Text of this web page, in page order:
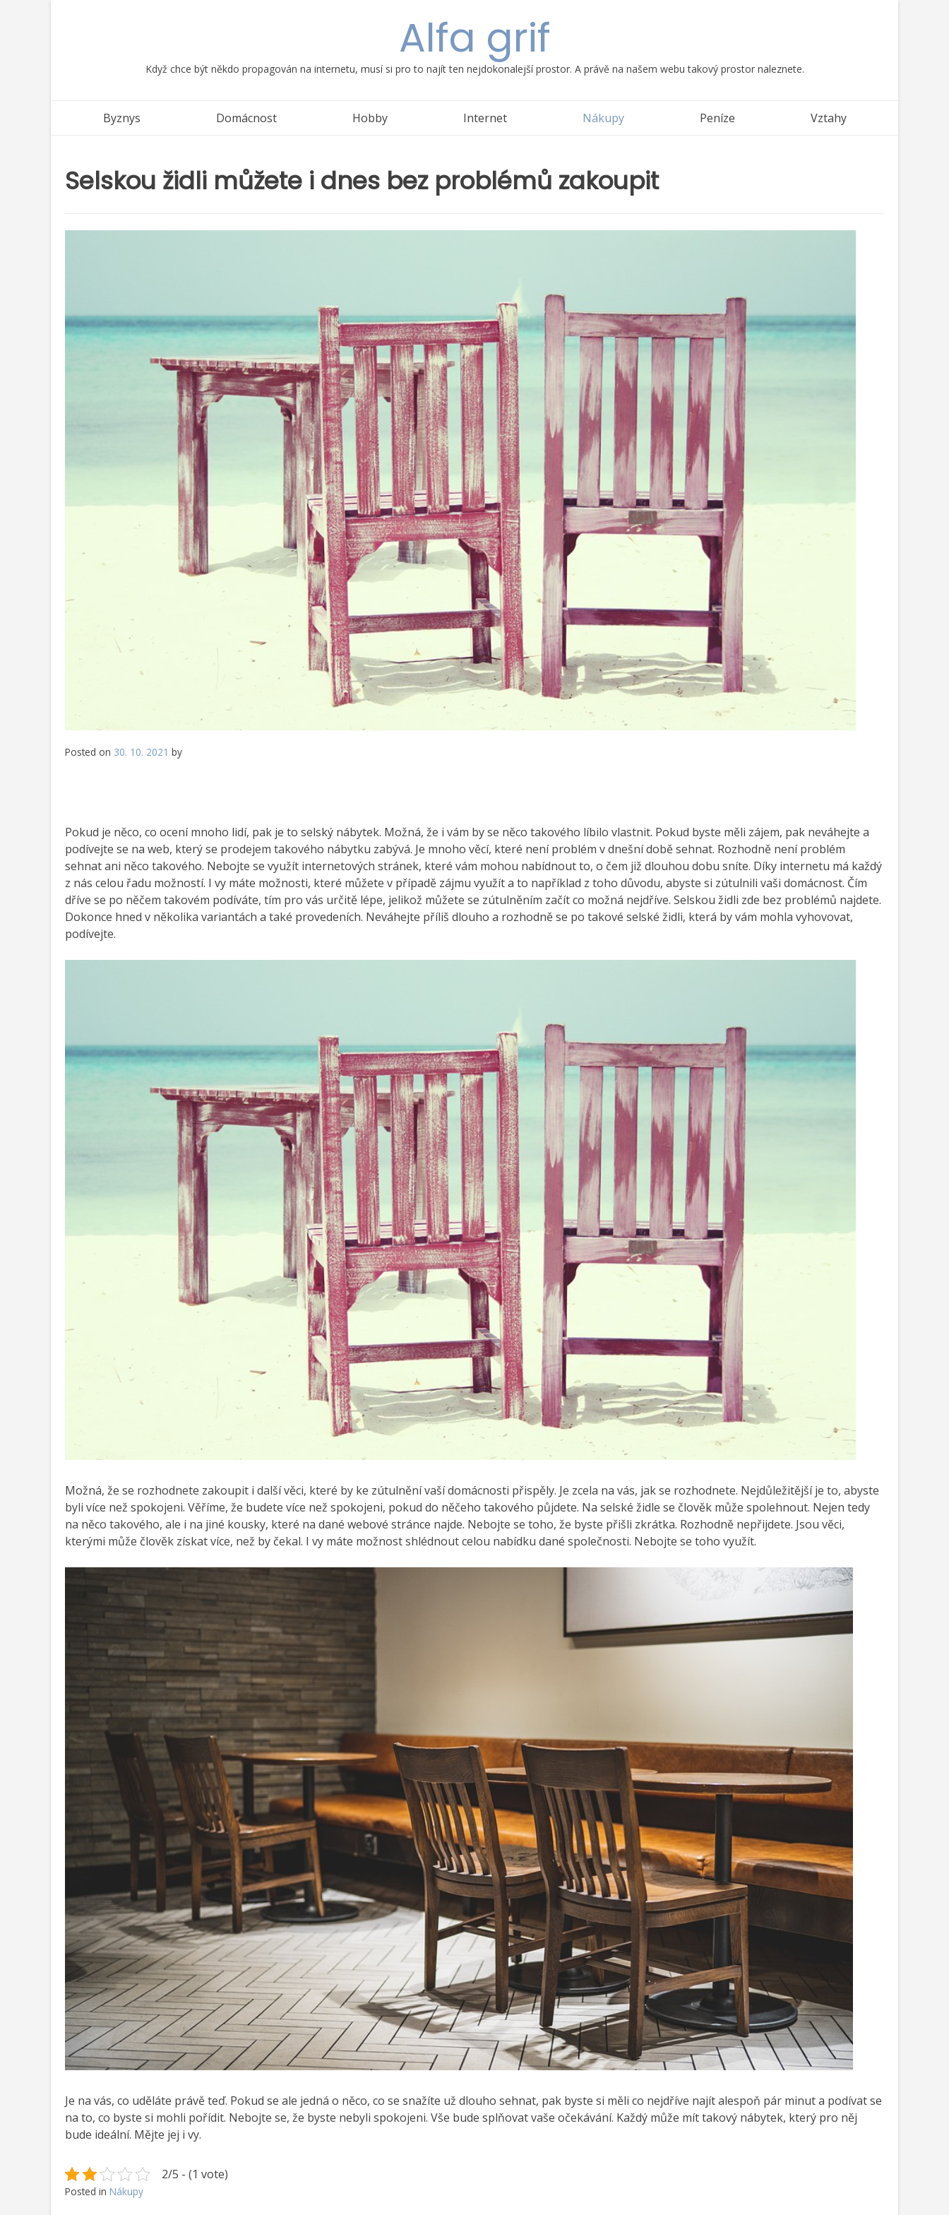
Alfa grif
Když chce být někdo propagován na internetu, musí si pro to najít ten nejdokonalejší prostor. A právě na našem webu takový prostor naleznete.
Byznys Domácnost Hobby Internet Nákupy Peníze Vztahy
Selskou židli můžete i dnes bez problémů zakoupit
Posted on 30. 10. 2021 by
Pokud je něco, co ocení mnoho lidí, pak je to selský nábytek. Možná, že i vám by se něco takového líbilo vlastnit. Pokud byste měli zájem, pak neváhejte a
podívejte se na web, který se prodejem takového nábytku zabývá. Je mnoho věcí, které není problém v dnešní době sehnat. Rozhodně není problém
sehnat ani něco takového. Nebojte se využít internetových stránek, které vám mohou nabídnout to, o čem již dlouhou dobu sníte. Díky internetu má každý
z nás celou řadu možností. I vy máte možnosti, které můžete v případě zájmu využít a to například z toho důvodu, abyste si zútulnili vaši domácnost. Čím
dříve se po něčem takovém podíváte, tím pro vás určitě lépe, jelikož můžete se zútulněním začít co možná nejdříve. Selskou židli zde bez problémů najdete.
Dokonce hned v několika variantách a také provedeních. Neváhejte příliš dlouho a rozhodně se po takové selské židli, která by vám mohla vyhovovat,
podívejte.
Možná, že se rozhodnete zakoupit i další věci, které by ke zútulnění vaší domácnosti přispěly. Je zcela na vás, jak se rozhodnete. Nejdůležitější je to, abyste
byli více než spokojeni. Věříme, že budete více než spokojeni, pokud do něčeho takového půjdete. Na selské židle se člověk může spolehnout. Nejen tedy
na něco takového, ale i na jiné kousky, které na dané webové stránce najde. Nebojte se toho, že byste přišli zkrátka. Rozhodně nepřijdete. Jsou věci,
kterými může člověk získat více, než by čekal. I vy máte možnost shlédnout celou nabídku dané společnosti. Nebojte se toho využít.
Je na vás, co uděláte právě teď. Pokud se ale jedná o něco, co se snažíte už dlouho sehnat, pak byste si měli co nejdříve najít alespoň pár minut a podívat se
na to, co byste si mohli pořídit. Nebojte se, že byste nebyli spokojeni. Vše bude splňovat vaše očekávání. Každý může mít takový nábytek, který pro něj
bude ideální. Mějte jej i vy.
2/5 - (1 vote)
Posted in Nákupy